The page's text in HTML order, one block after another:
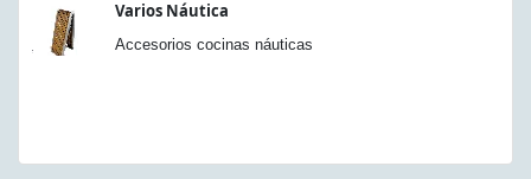
Varios Náutica
Accesorios cocinas náuticas